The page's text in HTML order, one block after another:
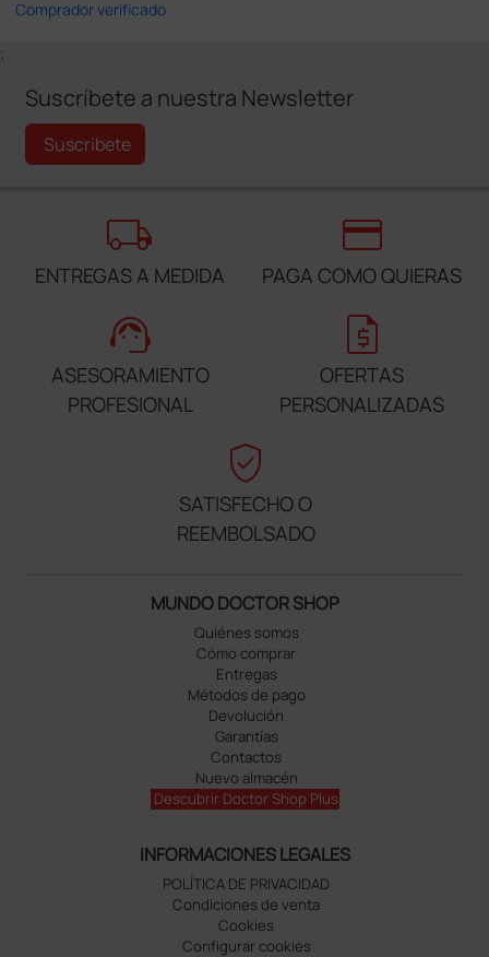
Comprador verificado
;
Suscríbete a nuestra Newsletter
Suscríbete
local_shipping
ENTREGAS A MEDIDA
credit_card
PAGA COMO QUIERAS
support_agent
ASESORAMIENTO
PROFESIONAL
request_quote
OFERTAS
PERSONALIZADAS
verified_user
SATISFECHO O
REEMBOLSADO
MUNDO DOCTOR SHOP
Quiénes somos
Cómo comprar
Entregas
Métodos de pago
Devolución
Garantías
Contactos
Nuevo almacén
Descubrir Doctor Shop Plus
INFORMACIONES LEGALES
POLÍTICA DE PRIVACIDAD
Condiciones de venta
Cookies
Configurar cookies